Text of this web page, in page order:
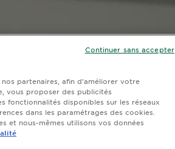
partenaires, afin d’améliorer votre
vous proposer des publicités
fonctionnalités disponibles sur les réseaux
dans les paramétrages des cookies.
et nous-mêmes utilisons vos données
Continuer sans accepter